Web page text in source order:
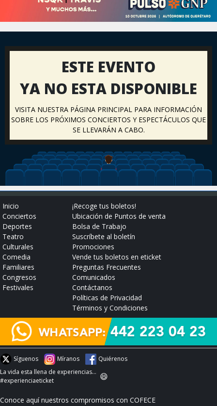
ESTE EVENTO
YA NO ESTA DISPONIBLE
VISITA NUESTRA PÁGINA PRINCIPAL PARA INFORMACIÓN
SOBRE LOS PRÓXIMOS CONCIERTOS Y ESPECTÁCULOS QUE
SE LLEVARÁN A CABO.
Inicio
Conciertos
Deportes
Teatro
Culturales
Comedia
Familiares
Congresos
Festivales
¡Recoge tus boletos!
Ubicación de Puntos de venta
Bolsa de Trabajo
Suscríbete al boletín
Promociones
Vende tus boletos en eticket
Preguntas Frecuentes
Comunicados
Contáctanos
Políticas de Privacidad
Términos y Condiciones
Síguenos Míranos
Quiérenos
La vida esta llena de experiencias...
#experienciaeticket
😄
Conoce aquí nuestros compromisos con COFECE